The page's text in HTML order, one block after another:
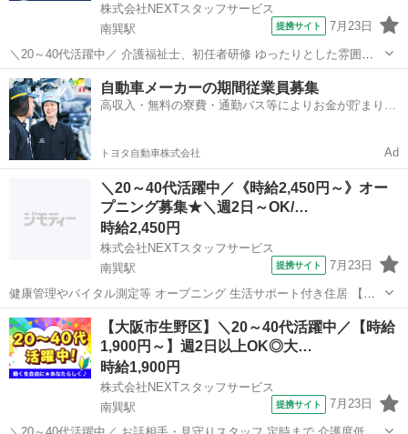
株式会社NEXTスタッフサービス
南巽駅
提携サイト 7月23日
＼20～40代活躍中／ 介護福祉士、初任者研修 ゆったりとした雰囲気
のデイサービス */* *「フルタイムは難しい…」という方必見!週2や時
短も相談可能な介護ワーク* *＼* 利用者さんの生活のサポートをお願
いします。...
大阪 大阪市 南巽駅
自動車メーカーの期間従業員募集
高収入・無料の寮費・通勤バス等によりお金が貯まりや
トヨタ自動車株式会社 Ad
＼20～40代活躍中／《時給2,450円～》オー
プニング募集★＼週2日～OK/…
時給2,450円
株式会社NEXTスタッフサービス
南巽駅
提携サイト 7月23日
健康管理やバイタル測定等 オープニング 生活サポート付き住居 【ア
ピールポイント】 *⏩最短3日でお仕事開始!スピーディーでスムーズな
転職* *⏩お仕事にブランクのある方も積極採用中* *⏩シフト制で週2日
～OK* *⏩平...
大阪 南巽駅 介護福祉士
【大阪市生野区】＼20～40代活躍中／【時給
1,900円～】週2日以上OK◎大…
時給1,900円
株式会社NEXTスタッフサービス
南巽駅
提携サイト 7月23日